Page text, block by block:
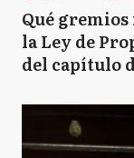
Qué
la Ley de
del capítulo